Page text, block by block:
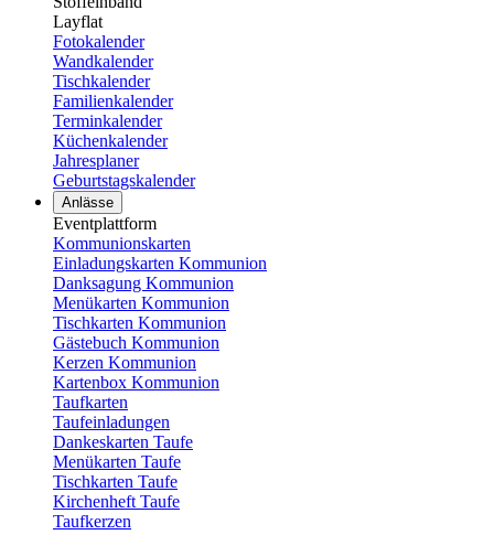
Layflat
Fotokalender
Wandkalender
Tischkalender
Familienkalender
Terminkalender
Küchenkalender
Jahresplaner
Geburtstagskalender
Anlässe
Eventplattform
Kommunionskarten
Einladungskarten Kommunion
Danksagung Kommunion
Menükarten Kommunion
Tischkarten Kommunion
Gästebuch Kommunion
Kerzen Kommunion
Kartenbox Kommunion
Taufkarten
Taufeinladungen
Dankeskarten Taufe
Menükarten Taufe
Tischkarten Taufe
Kirchenheft Taufe
Taufkerzen